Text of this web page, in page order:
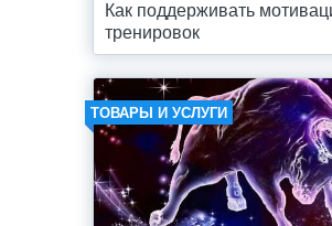
Как поддерживать
тренировок
ТОВАРЫ И УСЛУГИ